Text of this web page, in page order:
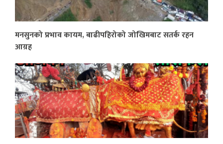
मनसुनको प्रभाव कायम, बाढीपहिरोको जोखिमबाट सतर्क रहन
आग्रह